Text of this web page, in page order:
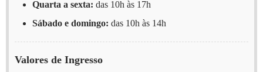
Quarta a sexta: das 10h às 17h
Sábado e domingo: das 10h às 14h
Valores de Ingresso